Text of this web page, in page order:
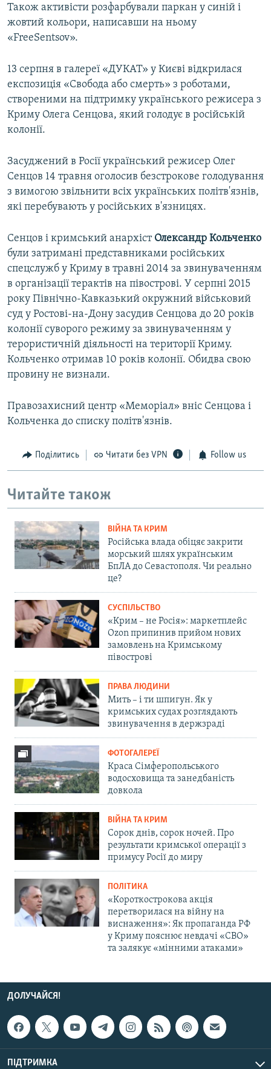
Також активісти розфарбували паркан у синій і
жовтий кольори, написавши на ньому
«FreeSentsov».
13 серпня в галереї «ДУКАТ» у Києві відкрилася
експозиція «Свобода або смерть» з роботами,
створеними на підтримку українського режисера з
Криму Олега Сенцова, який голодує в російській
колонії.
Засуджений в Росії український режисер Олег
Сенцов 14 травня оголосив безстрокове голодування
з вимогою звільнити всіх українських політв'язнів,
які перебувають у російських в'язницях.
Сенцов і кримський анархіст Олександр Кольченко
були затримані представниками російських
спецслужб у Криму в травні 2014 за звинуваченням
в організації терактів на півострові. У серпні 2015
року Північно-Кавказький окружний військовий
суд у Ростові-на-Дону засудив Сенцова до 20 років
колонії суворого режиму за звинуваченням у
терористичній діяльності на території Криму.
Кольченко отримав 10 років колонії. Обидва свою
провину не визнали.
Правозахисний центр «Меморіал» вніс Сенцова і
Кольченка до списку політв'язнів.
Поділитись Читати без VPN Follow us
Читайте також
ВІЙНА ТА КРИМ
Російська влада обіцяє закрити
морський шлях українським
БпЛА до Севастополя. Чи реально
це?
СУСПІЛЬСТВО
«Крим – не Росія»: маркетплейс
Ozon припинив прийом нових
замовлень на Кримському
півострові
ПРАВА ЛЮДИНИ
Мить – і ти шпигун. Як у
кримських судах розглядають
звинувачення в держзраді
ФОТОГАЛЕРЕЇ
Краса Сімферопольського
водосховища та занедбаність
довкола
ВІЙНА ТА КРИМ
Сорок днів, сорок ночей. Про
результати кримської операції з
примусу Росії до миру
ПОЛІТИКА
«Короткострокова акція
перетворилася на війну на
виснаження»: Як пропаганда РФ
у Криму пояснює невдачі «СВО»
та залякує «мінними атаками»
ДОЛУЧАЙСЯ!
ПІДТРИМКА